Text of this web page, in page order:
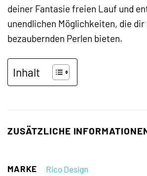
deiner Fantasie freien Lauf und
unendlichen Möglichkeiten, die dir
bezaubernden Perlen bieten.
Inhalt
ZUSÄTZLICHE
MARKE Rico Design